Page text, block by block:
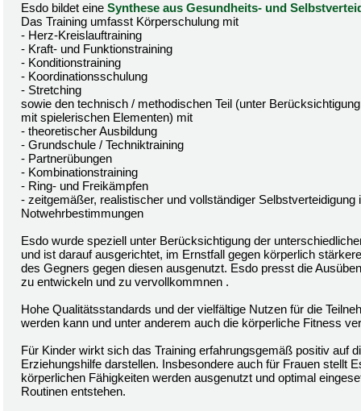
Esdo bildet eine Synthese aus Gesundheits- und
Das Training umfasst Körperschulung mit
- Herz-Kreislauftraining
- Kraft- und Funktionstraining
- Konditionstraining
- Koordinationsschulung
- Stretching
sowie den technisch / methodischen Teil (unter
mit spielerischen Elementen) mit
- theoretischer Ausbildung
- Grundschule / Techniktraining
- Partnerübungen
- Kombinationstraining
- Ring- und Freikämpfen
- zeitgemäßer, realistischer und vollständiger
Notwehrbestimmungen
Esdo wurde speziell unter Berücksichtigung der
und ist darauf ausgerichtet, im Ernstfall gegen körperlich
des Gegners gegen diesen ausgenutzt. Esdo presst die
zu entwickeln und zu vervollkommnen .
Hohe Qualitätsstandards und der vielfältige Nutzen für die
werden kann und unter anderem auch die körperliche Fitness
Für Kinder wirkt sich das Training erfahrungsgemäß positiv auf
Erziehungshilfe darstellen. Insbesondere auch für Frauen stellt
körperlichen Fähigkeiten werden ausgenutzt und optimal
Routinen entstehen.